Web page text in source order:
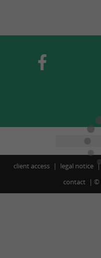
client access legal notice
contact
©